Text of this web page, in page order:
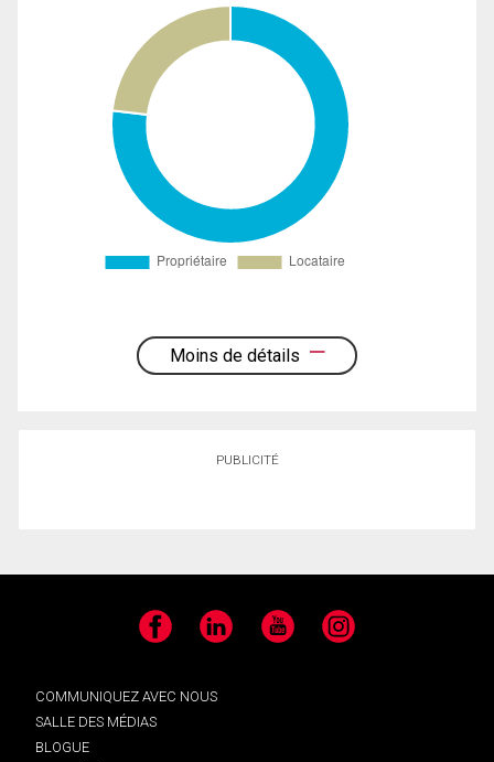
Moins de détails
PUBLICITÉ
Facebook LinkedIn YouTube Instagram
COMMUNIQUEZ AVEC NOUS
SALLE DES MÉDIAS
BLOGUE